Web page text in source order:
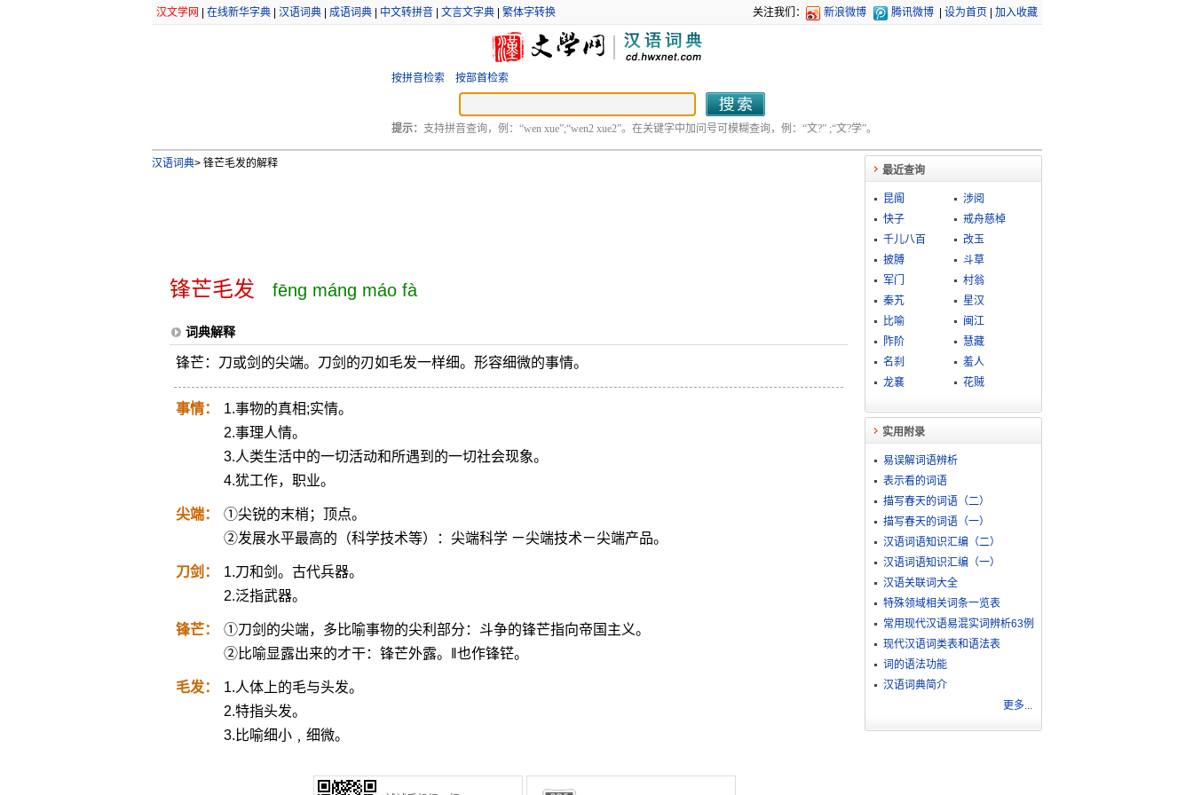
汉文学网 在线新华字典| 汉语词典| 成语词典| 中文转拼音| 文言文字典| 繁体字转换 关注我们： 新浪微博 腾讯微博 设为首页 加入收藏
按拼音检索 按部首检索
提示： 支持拼音查询，例：“wen xue”;“wen2 xue2”。在关键字中加问号可模糊查询，例：“文?” ;“文?学”。
汉语词典>锋芒毛发的解释
锋芒毛发 fēng máng máo fà
词典解释
锋芒：刀或剑的尖端。刀剑的刃如毛发一样细。形容细微的事情。
事情：
1.事物的真相;实情。
2.事理人情。
3.人类生活中的一切活动和所遇到的一切社会现象。
4.犹工作，职业。
尖端：
①尖锐的末梢；顶点。
②发展水平最高的（科学技术等）：尖端科学 ㄧ尖端技术ㄧ尖端产品。
刀剑：
1.刀和剑。古代兵器。
2.泛指武器。
锋芒：
①刀剑的尖端，多比喻事物的尖利部分：斗争的锋芒指向帝国主义。
②比喻显露出来的才干：锋芒外露。‖也作锋铓。
毛发：
1.人体上的毛与头发。
2.特指头发。
3.比喻细小﹐细微。
最近查询
昆阍
涉阅
快子
戒舟慈棹
千儿八百
改玉
披膊
斗草
军门
村翁
秦艽
星汉
比喻
闽江
阼阶
慧藏
名刹
羞人
龙襄
花贼
实用附录
易误解词语辨析
表示看的词语
描写春天的词语（二）
描写春天的词语（一）
汉语词语知识汇编（二）
汉语词语知识汇编（一）
汉语关联词大全
特殊领域相关词条一览表
常用现代汉语易混实词辨析63例
现代汉语词类表和语法表
词的语法功能
汉语词典简介
更多...